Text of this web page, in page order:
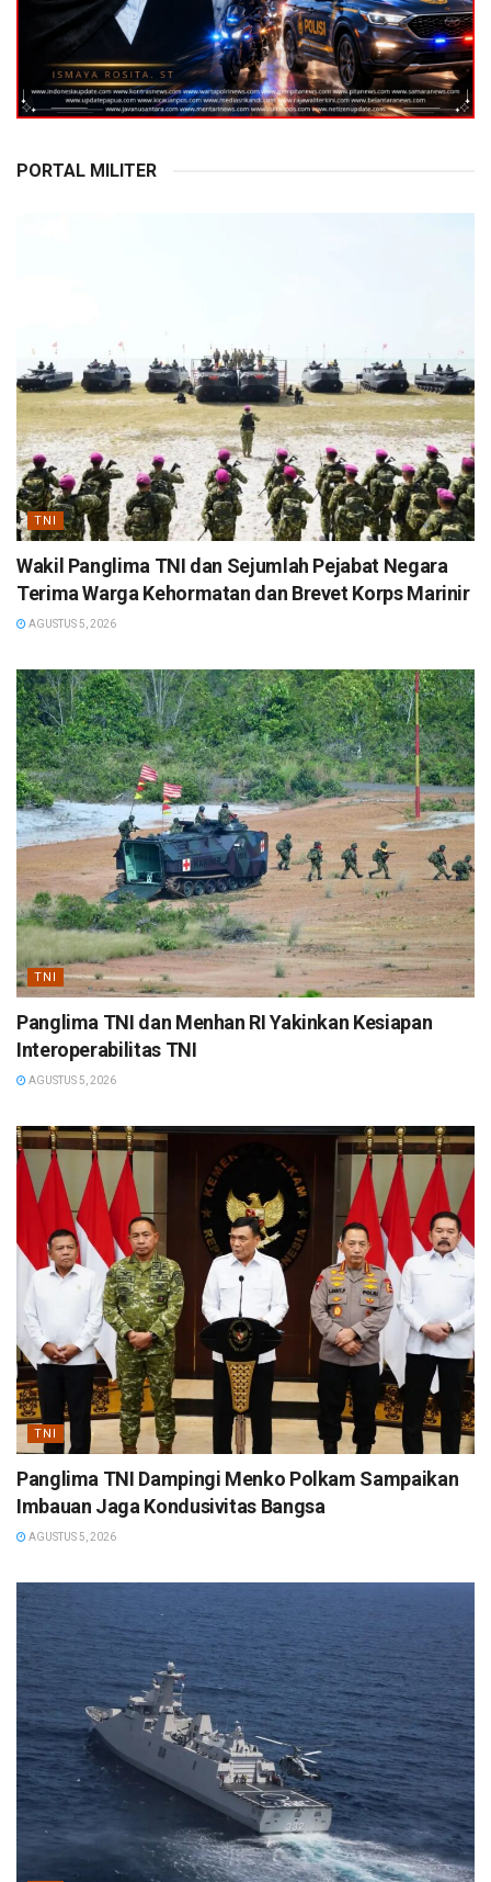
PORTAL MILITER
TNI
Wakil Panglima TNI dan Sejumlah Pejabat Negara
Terima Warga Kehormatan dan Brevet Korps Marinir
AGUSTUS 5, 2026
TNI
Panglima TNI dan Menhan RI Yakinkan Kesiapan
Interoperabilitas TNI
AGUSTUS 5, 2026
TNI
Panglima TNI Dampingi Menko Polkam Sampaikan
Imbauan Jaga Kondusivitas Bangsa
AGUSTUS 5, 2026